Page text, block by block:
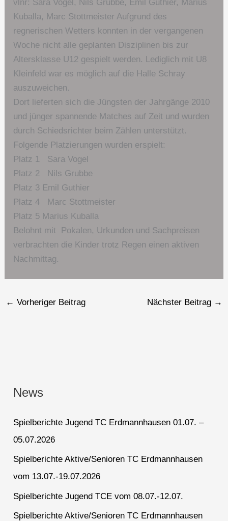
vlnr: Sara Vogel, Nils Grubbe, Emil Guthier, Marius
Kuballa, Marc Stottmeister Aufgrund des
regnerischen Wetters konnten in der vergangenen
Woche nicht alle geplanten Disziplinen bis zur
Altersklasse U12 gespielt werden. Lediglich mit U8
Kleinfeld war es möglich auf die Halle Schray
auszuweichen.
Dort lieferten sich die Jüngsten der Jahrgänge 2010
und jünger spannende Matches auf Zeit und wurden
durch Schiedsrichter beim Zählen unterstützt.
Folgende Platzierungen wurden erspielt:
Platz 1 Sara Vogel
Platz 2 Nils Grubbe
Platz 3 Emil Guthier
Platz 4 Marc Stottmeister
Platz 5 Marius Kuballa
Belohnt mit Pokalen, Urkunden und Sachpreisen
verbrachten die Kinder trotz Regen einen aktiven
Nachmittag.
← Vorheriger Beitrag Nächster Beitrag →
News
Spielberichte Jugend TC Erdmannhausen 01.07. –
05.07.2026
Spielberichte Aktive/Senioren TC Erdmannhausen
vom 13.07.-19.07.2026
Spielberichte Jugend TCE vom 08.07.-12.07.
Spielberichte Aktive/Senioren TC Erdmannhausen